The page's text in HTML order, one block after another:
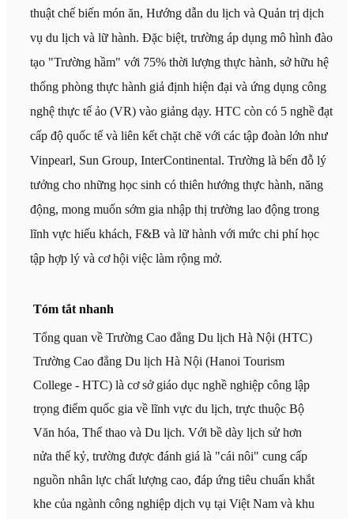
thuật chế biến món ăn, Hướng dẫn du lịch và Quản trị dịch
vụ du lịch và lữ hành. Đặc biệt, trường áp dụng mô hình đào
tạo "Trường hầm" với 75% thời lượng thực hành, sở hữu hệ
thống phòng thực hành giả định hiện đại và ứng dụng công
nghệ thực tế ảo (VR) vào giảng dạy. HTC còn có 5 nghề đạt
cấp độ quốc tế và liên kết chặt chẽ với các tập đoàn lớn như
Vinpearl, Sun Group, InterContinental. Trường là bến đỗ lý
tưởng cho những học sinh có thiên hướng thực hành, năng
động, mong muốn sớm gia nhập thị trường lao động trong
lĩnh vực hiếu khách, F&B và lữ hành với mức chi phí học
tập hợp lý và cơ hội việc làm rộng mở.
Tóm tắt nhanh
Tổng quan về Trường Cao đẳng Du lịch Hà Nội (HTC)
Trường Cao đẳng Du lịch Hà Nội (Hanoi Tourism
College - HTC) là cơ sở giáo dục nghề nghiệp công lập
trọng điểm quốc gia về lĩnh vực du lịch, trực thuộc Bộ
Văn hóa, Thể thao và Du lịch. Với bề dày lịch sử hơn
nửa thế kỷ, trường được đánh giá là "cái nôi" cung cấp
nguồn nhân lực chất lượng cao, đáp ứng tiêu chuẩn khắt
khe của ngành công nghiệp dịch vụ tại Việt Nam và khu